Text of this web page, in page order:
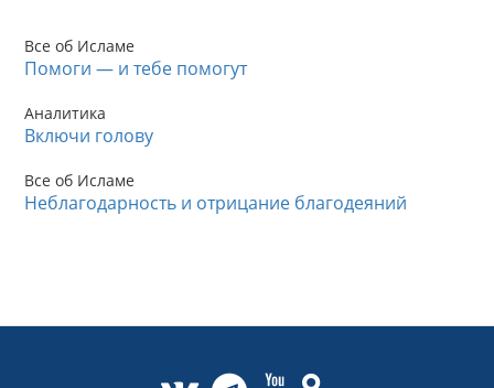
Все об Исламе
Помоги — и тебе помогут
Аналитика
Включи голову
Все об Исламе
Неблагодарность и отрицание благодеяний